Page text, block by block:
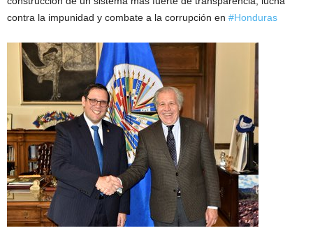
contra la impunidad y combate a la corrupción en #Honduras